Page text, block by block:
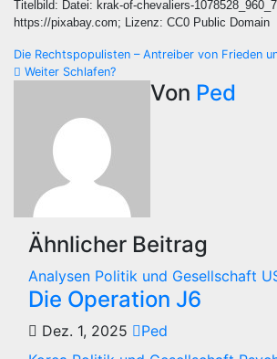
Titelbild: Datei: krak-of-chevaliers-
https://pixabay.com; Lizenz: CC0 Public Domain
Beitragsnavigation
Die Rechtspopulisten – Antreiber von Frieden
Weiter Schlafen?
Von Ped
Ähnlicher Beitrag
Analysen Politik und Gesellschaft
Die Operation J6
Dez. 1, 2025
Ped